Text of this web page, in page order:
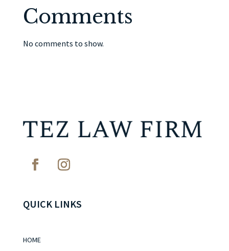
Comments
No comments to show.
QUICK LINKS
HOME